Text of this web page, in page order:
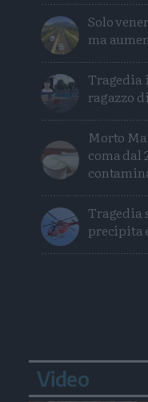
Solo
ma
Tragedia
ragazzo
Morto
coma dal
Tragedia
precipita
Video